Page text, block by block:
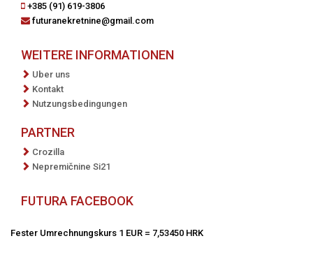
+385 (91) 619-3806
futuranekretnine@gmail.com
WEITERE INFORMATIONEN
Uber uns
Kontakt
Nutzungsbedingungen
PARTNER
Crozilla
Nepremičnine Si21
FUTURA FACEBOOK
Fester Umrechnungskurs 1 EUR = 7,53450 HRK